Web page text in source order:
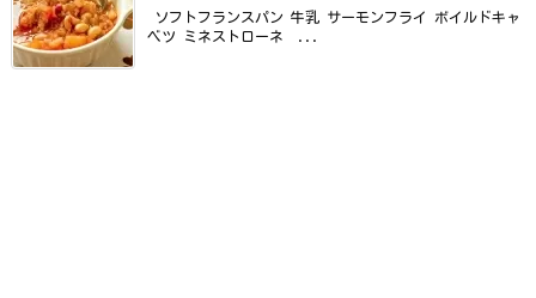
ソフトフランスパン 牛乳 サーモンフライ ボイルドキャ
ベツ ミネストローネ ...